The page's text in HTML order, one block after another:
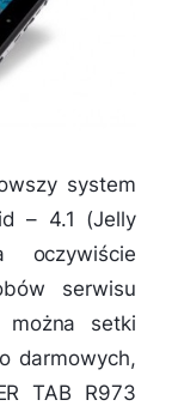
system
– 4.1 (Jelly
oczywiście
serwisu
setki
darmowych,
TAB R973